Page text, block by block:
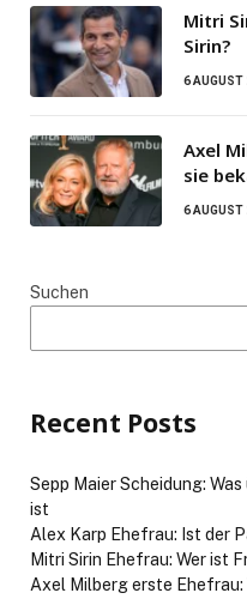
Mitri
Sirin?
6 AUGUST
Axel
sie
6 AUGUST
Suchen
Recent Posts
Sepp Maier Scheidung:
ist
Alex Karp Ehefrau: Ist der
Mitri Sirin Ehefrau: Wer ist
Axel Milberg erste Ehefrau: